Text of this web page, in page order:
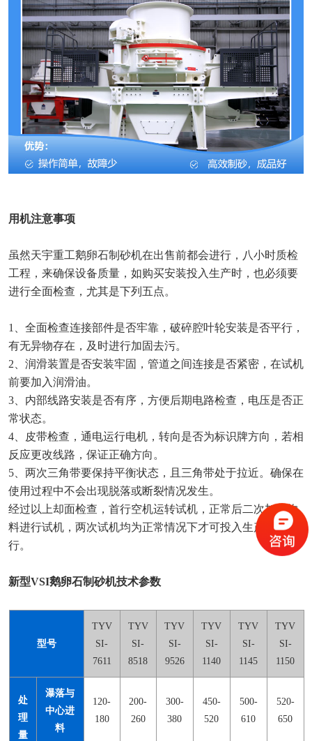
用机注意事项
虽然天宇重工鹅卵石制砂机在出售前都会进行，八小时质检
工程，来确保设备质量，如购买安装投入生产时，也必须要
进行全面检查，尤其是下列五点。
1、全面检查连接部件是否牢靠，破碎腔叶轮安装是否平行，
有无异物存在，及时进行加固去污。
2、润滑装置是否安装牢固，管道之间连接是否紧密，在试机
前要加入润滑油。
3、内部线路安装是否有序，方便后期电路检查，电压是否正
常状态。
4、皮带检查，通电运行电机，转向是否为标识牌方向，若相
反应更改线路，保证正确方向。
5、两次三角带要保持平衡状态，且三角带处于拉近。确保在
使用过程中不会出现脱落或断裂情况发生。
经过以上却面检查，首行空机运转试机，正常后二次加入物
料进行试机，两次试机均为正常情况下才可投入生产线运
行。
新型VSI鹅卵石制砂机技术参数
型号
TYV
SI-
7611
TYV
SI-
8518
TYV
SI-
9526
TYV
SI-
1140
TYV
SI-
1145
TYV
SI-
1150
处
理
量
瀑落与
中心进
料
120-
180
200-
260
300-
380
450-
520
500-
610
520-
650